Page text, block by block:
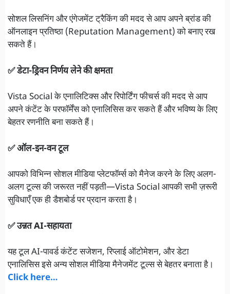
सोशल लिसनिंग और एंगेजमेंट ट्रैकिंग की मदद से आप अपने ब्रांड की
ऑनलाइन प्रतिष्ठा (Reputation Management) को बनाए रख
सकते हैं।
✅ डेटा-ड्रिवन निर्णय लेने की क्षमता
Vista Social के एनालिटिक्स और रिपोर्टिंग फीचर्स की मदद से आप
अपने कंटेंट के परफॉर्मेंस को एनालिसिस कर सकते हैं और भविष्य के लिए
बेहतर रणनीति बना सकते हैं।
✅ ऑल-इन-वन टूल
आपको विभिन्न सोशल मीडिया प्लेटफॉर्म्स को मैनेज करने के लिए अलग-
अलग टूल्स की जरूरत नहीं पड़ती—Vista Social आपकी सभी ज़रूरी
सुविधाएँ एक ही डैशबोर्ड पर प्रदान करता है।
✅ उन्नत AI-सहायता
यह टूल AI-पावर्ड कंटेंट सजेशन, रिप्लाई ऑटोमेशन, और डेटा
एनालिसिस इसे अन्य सोशल मीडिया मैनेजमेंट टूल्स से बेहतर बनाता है।
Click here…